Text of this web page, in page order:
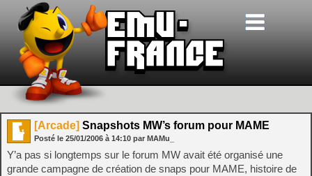
[Arcade] Snapshots MW’s forum pour MAME
Posté le 25/01/2006 à 14:10 par MAMu_
Y’a pas si longtemps sur le forum MW avait été organisé une
grande campagne de création de snaps pour MAME, histoire de